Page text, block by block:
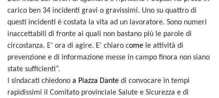
carico ben 34 incidenti gravi o gravissimi. Uno su quattro di
questi incidenti è costata la vita ad un lavoratore. Sono numeri
inaccettabili di fronte ai quali non bastano più le parole di
circostanza. E’ ora di agire. E’ chiaro come le attività di
prevenzione e di informazione messe in campo finora non siano
state sufficienti”.
I sindacati chiedono a Piazza Dante di convocare in tempi
rapidissimi il Comitato provinciale Salute e Sicurezza e di